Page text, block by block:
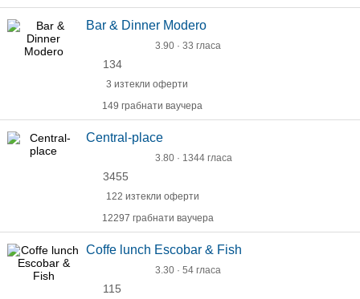
Bar & Dinner Modero
3.90 · 33 гласа
134
3 изтекли оферти
149 грабнати ваучера
Central-place
3.80 · 1344 гласа
3455
122 изтекли оферти
12297 грабнати ваучера
Coffe lunch Escobar & Fish
3.30 · 54 гласа
115